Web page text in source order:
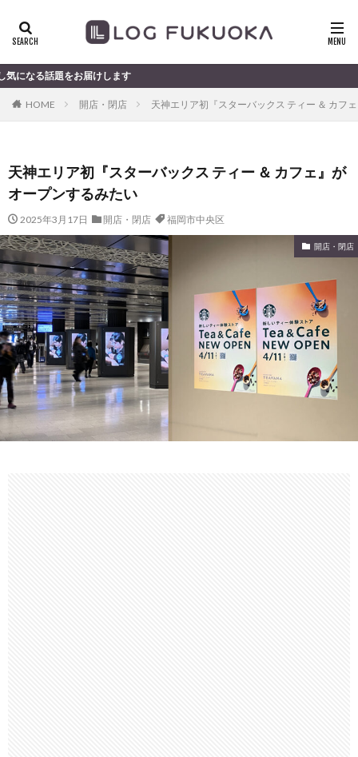
けします
HOME 開店・閉店 天神エリア初『スターバックス ティー ＆ カフ
天神エリア初『スターバックス ティー ＆ カフェ』が
オープンするみたい
2025年3月17日 開店・閉店 福岡市中央区
開店・閉店